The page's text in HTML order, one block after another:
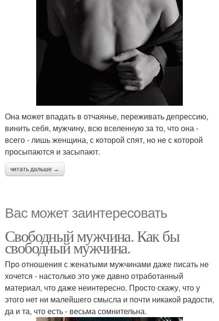
Она может впадать в отчаянье, переживать депрессию,
винить себя, мужчину, всю вселенную за то, что она -
всего - лишь женщина, с которой спят, но не с которой
просыпаются и засыпают.
читать дальше →
Вас может заинтересовать
Свободный мужчина. Как бы
свободный мужчина.
Про отношения с женатыми мужчинами даже писать не
хочется - настолько это уже давно отработанный
материал, что даже неинтересно. Просто скажу, что у
этого нет ни малейшего смысла и почти никакой радости,
да и та, что есть - весьма сомнительна.